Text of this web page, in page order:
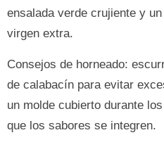
ensalada verde crujiente y
virgen extra.
Consejos de horneado:
de calabacín para evitar
un molde cubierto durante
que los sabores se integren.